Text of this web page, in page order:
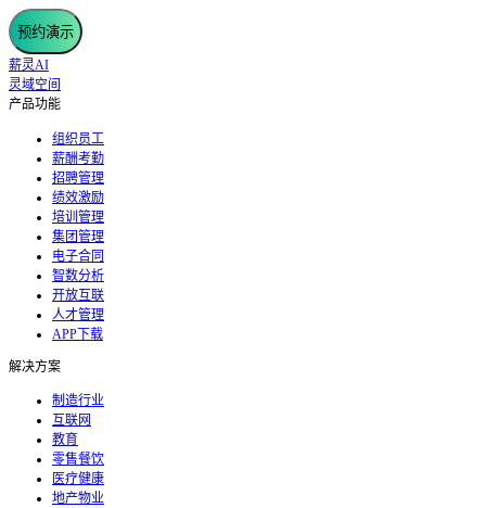
预约演示
薪灵AI
灵域空间
产品功能
组织员工
薪酬考勤
招聘管理
绩效激励
培训管理
集团管理
电子合同
智数分析
开放互联
人才管理
APP下载
解决方案
制造行业
互联网
教育
零售餐饮
医疗健康
地产物业